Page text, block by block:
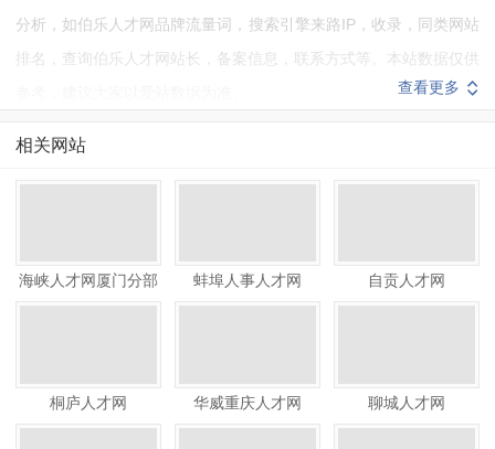
分析，如伯乐人才网品牌流量词，搜索引擎来路IP，收录，同类网站
排名，查询伯乐人才网站长，备案信息，联系方式等。本站数据仅供
查看更多
相关网站
海峡人才网厦门分部 蚌埠人事人才网 自贡人才网
桐庐人才网 华威重庆人才网 聊城人才网